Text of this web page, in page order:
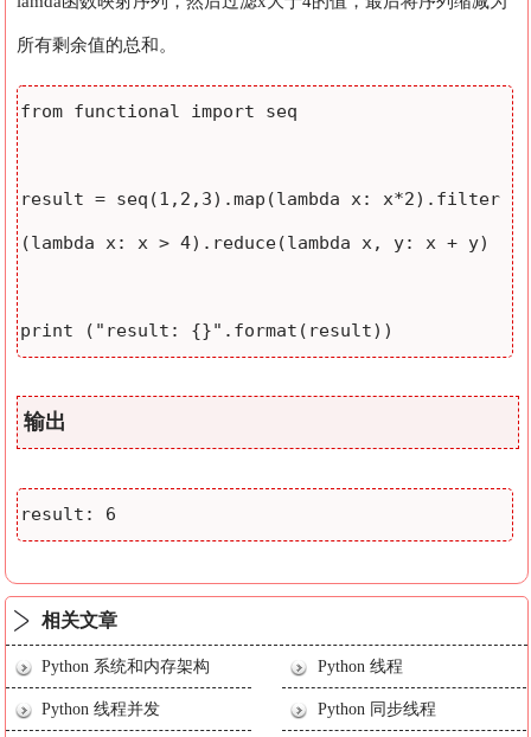
所有剩余值的总和。
from functional import seq
result = seq(1,2,3).map(lambda x: x*2).filter
(lambda x: x > 4).reduce(lambda x, y: x + y)
print ("result: {}".format(result))
输出
result: 6
相关文章
Python 系统和内存架构 Python 线程
Python 线程并发 Python 同步线程